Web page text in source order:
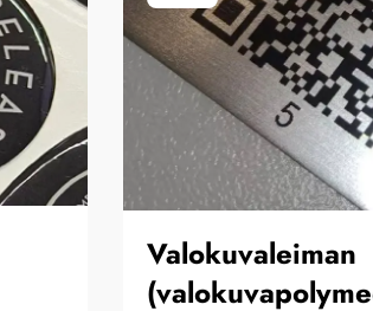
Valokuvaleiman